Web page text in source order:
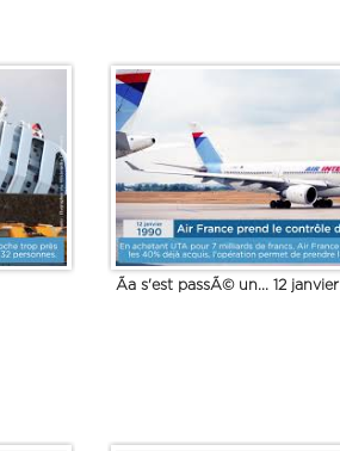
Ãa s'est passÃ© un... 12 janvier